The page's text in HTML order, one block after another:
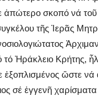
σκοπό νά τοῦ
τῆς Ἱερᾶς
Ἠράκλειο Κρήτης,
ὥστε νά
σέ ἐγγενῆ